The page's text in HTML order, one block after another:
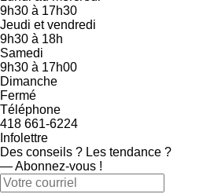
9h30 à 17h30
Jeudi et vendredi
9h30 à 18h
Samedi
9h30 à 17h00
Dimanche
Fermé
Téléphone
418 661-6224
Infolettre
Des conseils ? Les tendance ?
― Abonnez-vous !